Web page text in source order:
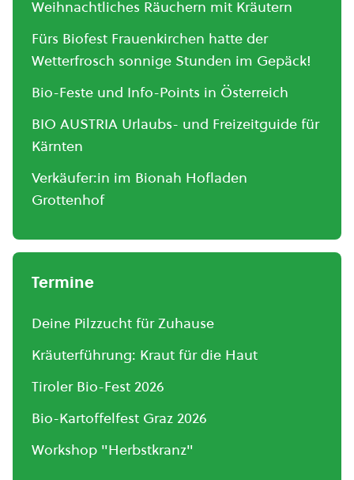
Weihnachtliches Räuchern mit Kräutern
Fürs Biofest Frauenkirchen hatte der
Wetterfrosch sonnige Stunden im Gepäck!
Bio-Feste und Info-Points in Österreich
BIO AUSTRIA Urlaubs- und Freizeitguide für
Kärnten
Verkäufer:in im Bionah Hofladen
Grottenhof
Termine
Deine Pilzzucht für Zuhause
Kräuterführung: Kraut für die Haut
Tiroler Bio-Fest 2026
Bio-Kartoffelfest Graz 2026
Workshop "Herbstkranz"